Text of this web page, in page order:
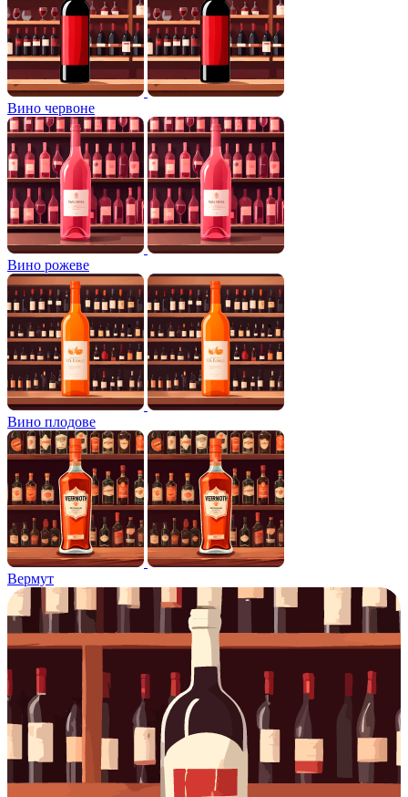
Вино червоне
Вино рожеве
Вино плодове
Вермут